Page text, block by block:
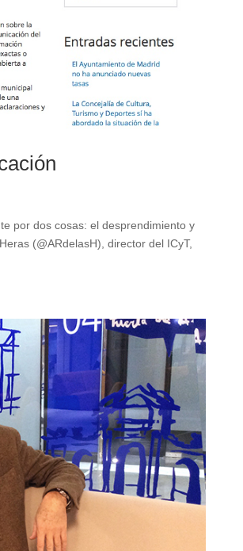
por dos cosas: el desprendimiento y
(@ARdelasH), director del ICyT,